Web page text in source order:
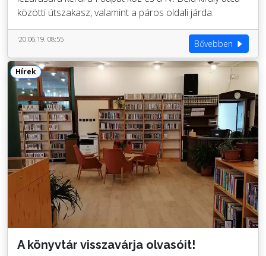
közötti útszakasz, valamint a páros oldali járda.
'20.06.19. 08:55 Bővebben
Hírek
A könyvtár visszavárja olvasóit!